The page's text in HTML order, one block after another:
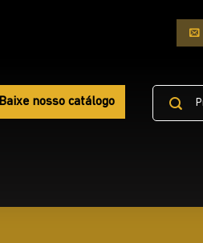
Baixe nosso catálogo
Pesquisar